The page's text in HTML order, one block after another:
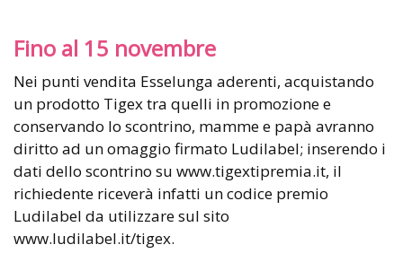
Fino al 15 novembre
Nei punti vendita Esselunga aderenti, acquistando
un prodotto Tigex tra quelli in promozione e
conservando lo scontrino, mamme e papà avranno
diritto ad un omaggio firmato Ludilabel; inserendo i
dati dello scontrino su www.tigextipremia.it, il
richiedente riceverà infatti un codice premio
Ludilabel da utilizzare sul sito
www.ludilabel.it/tigex.